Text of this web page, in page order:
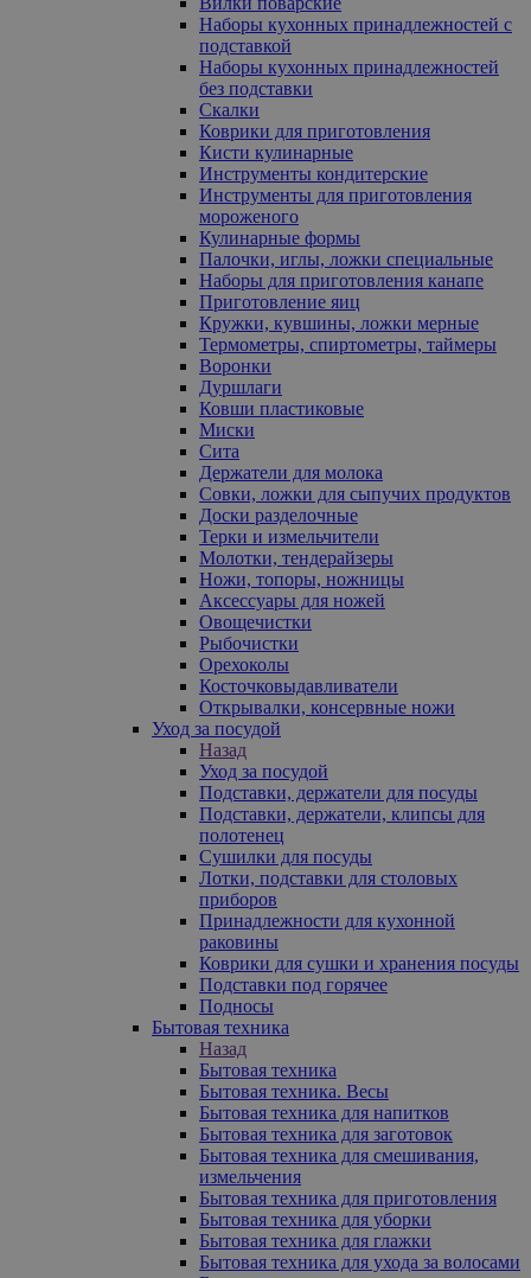
Наборы кухонных принадлежностей с
подставкой
Наборы кухонных принадлежностей
без подставки
Скалки
Коврики для приготовления
Кисти кулинарные
Инструменты кондитерские
Инструменты для приготовления
мороженого
Кулинарные формы
Палочки, иглы, ложки специальные
Наборы для приготовления канапе
Приготовление яиц
Кружки, кувшины, ложки мерные
Термометры, спиртометры, таймеры
Воронки
Дуршлаги
Ковши пластиковые
Миски
Сита
Держатели для молока
Совки, ложки для сыпучих продуктов
Доски разделочные
Терки и измельчители
Молотки, тендерайзеры
Ножи, топоры, ножницы
Аксессуары для ножей
Овощечистки
Рыбочистки
Орехоколы
Косточковыдавливатели
Открывалки, консервные ножи
Уход за посудой
Назад
Уход за посудой
Подставки, держатели для посуды
Подставки, держатели, клипсы для
полотенец
Сушилки для посуды
Лотки, подставки для столовых
приборов
Принадлежности для кухонной
раковины
Коврики для сушки и хранения посуды
Подставки под горячее
Подносы
Бытовая техника
Назад
Бытовая техника
Бытовая техника. Весы
Бытовая техника для напитков
Бытовая техника для заготовок
Бытовая техника для смешивания,
измельчения
Бытовая техника для приготовления
Бытовая техника для уборки
Бытовая техника для глажки
Бытовая техника для ухода за волосами